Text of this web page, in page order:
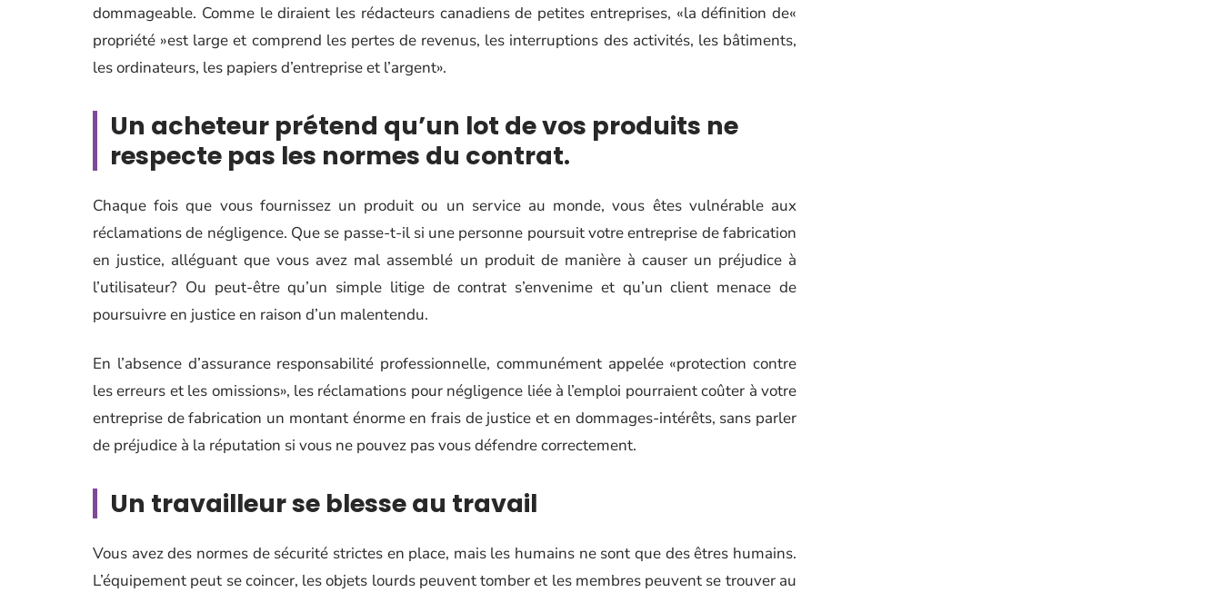
dommageable. Comme le diraient les rédacteurs canadiens de petites entreprises, «la définition de«
propriété »est large et comprend les pertes de revenus, les interruptions des activités, les bâtiments,
les ordinateurs, les papiers d’entreprise et l’argent».
Un acheteur prétend qu’un lot de vos produits ne
respecte pas les normes du contrat.
Chaque fois que vous fournissez un produit ou un service au monde, vous êtes vulnérable aux
réclamations de négligence. Que se passe-t-il si une personne poursuit votre entreprise de fabrication
en justice, alléguant que vous avez mal assemblé un produit de manière à causer un préjudice à
l’utilisateur? Ou peut-être qu’un simple litige de contrat s’envenime et qu’un client menace de
poursuivre en justice en raison d’un malentendu.
En l’absence d’assurance responsabilité professionnelle, communément appelée «protection contre
les erreurs et les omissions», les réclamations pour négligence liée à l’emploi pourraient coûter à votre
entreprise de fabrication un montant énorme en frais de justice et en dommages-intérêts, sans parler
de préjudice à la réputation si vous ne pouvez pas vous défendre correctement.
Un travailleur se blesse au travail
Vous avez des normes de sécurité strictes en place, mais les humains ne sont que des êtres humains.
L’équipement peut se coincer, les objets lourds peuvent tomber et les membres peuvent se trouver au